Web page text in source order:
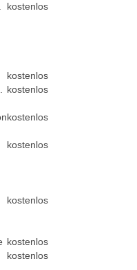
kostenlos
kostenlos
kostenlos
kostenlos
kostenlos
kostenlos
kostenlos
kostenlos